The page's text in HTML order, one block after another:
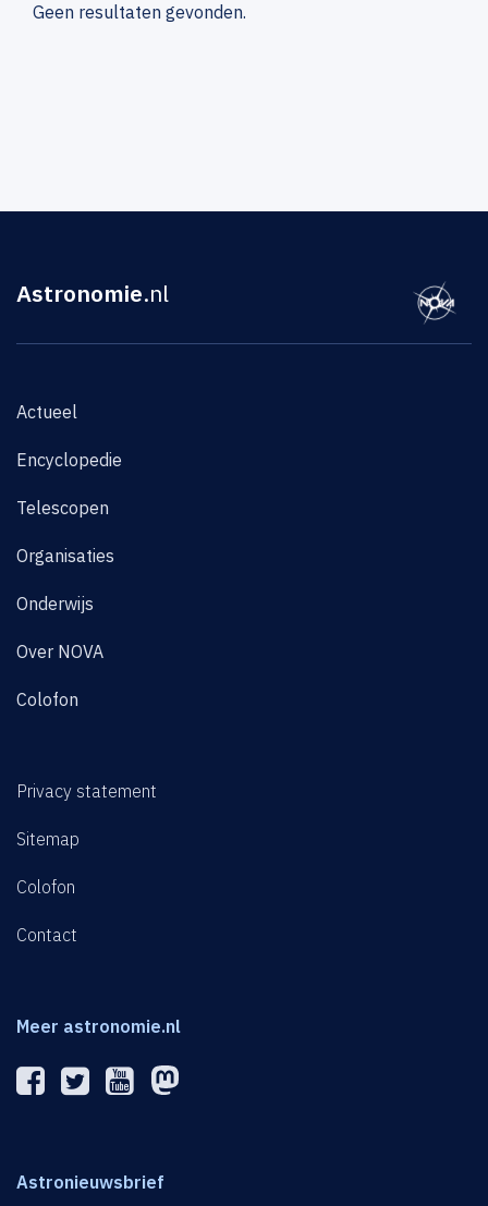
Geen resultaten gevonden.
Astronomie.nl
Actueel
Encyclopedie
Telescopen
Organisaties
Onderwijs
Over NOVA
Colofon
Privacy statement
Sitemap
Colofon
Contact
Meer astronomie.nl
Astronieuwsbrief